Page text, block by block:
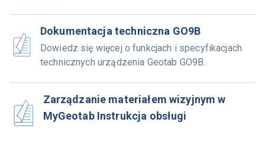
Dokumentacja techniczna GO9B
Dowiedz się więcej o funkcjach i specyfikacjach
technicznych urządzenia Geotab GO9B.
Zarządzanie materiałem wizyjnym w
MyGeotab Instrukcja obsługi